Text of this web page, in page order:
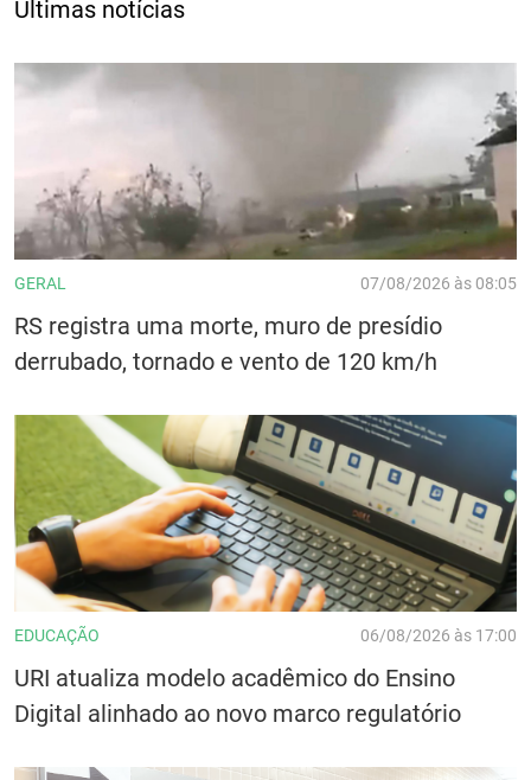
Últimas notícias
GERAL 07/08/2026 às 08:05
RS registra uma morte, muro de presídio
derrubado, tornado e vento de 120 km/h
EDUCAÇÃO 06/08/2026 às 17:00
URI atualiza modelo acadêmico do Ensino
Digital alinhado ao novo marco regulatório